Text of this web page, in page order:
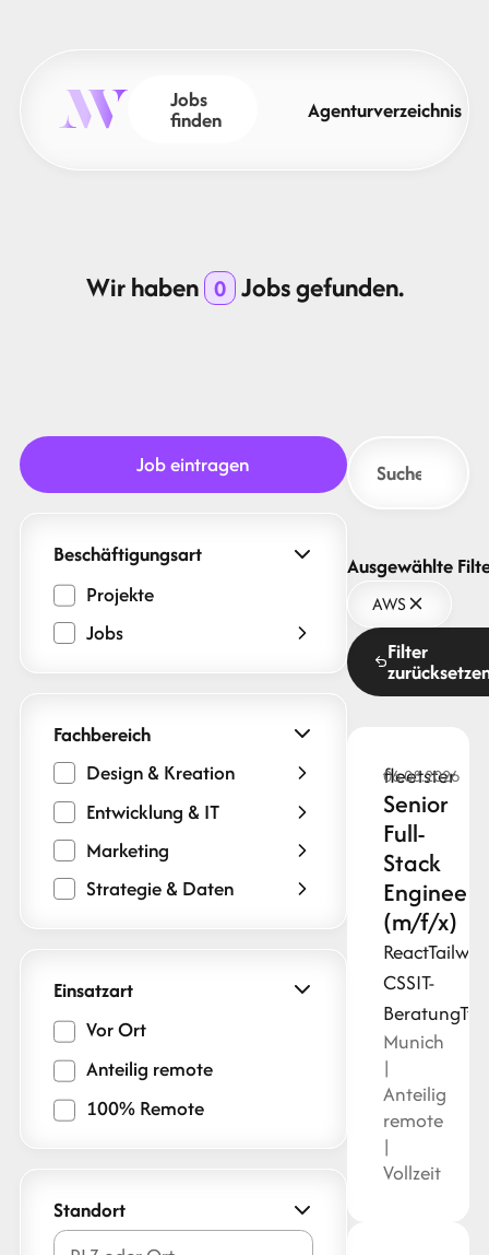
Jobs
finden Agenturverzeichnis
Wir haben 0 Jobs gefunden.
Job eintragen
Beschäftigungsart
Projekte
Jobs
Fachbereich
Design & Kreation
Entwicklung & IT
Marketing
Strategie & Daten
Einsatzart
Vor Ort
Anteilig remote
100% Remote
Standort
Ausgewählte
AWS
Filter
fleetster
Senior
Full-
Stack
Engineer
(m/f/x)
06.08.2026
React
CSSIT-
Beratung
Munich
|
Anteilig
remote
|
Vollzeit